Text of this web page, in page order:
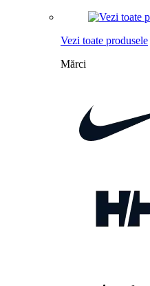
Vezi toate produsele
Mărci